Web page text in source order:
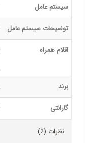
سیستم عامل
توضیحات سیستم عامل
اقلام همراه
برند
گارانتی
نظرات (2)